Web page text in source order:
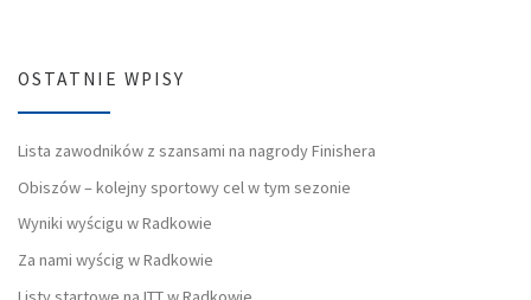
OSTATNIE WPISY
Lista zawodników z szansami na nagrody Finishera
Obiszów – kolejny sportowy cel w tym sezonie
Wyniki wyścigu w Radkowie
Za nami wyścig w Radkowie